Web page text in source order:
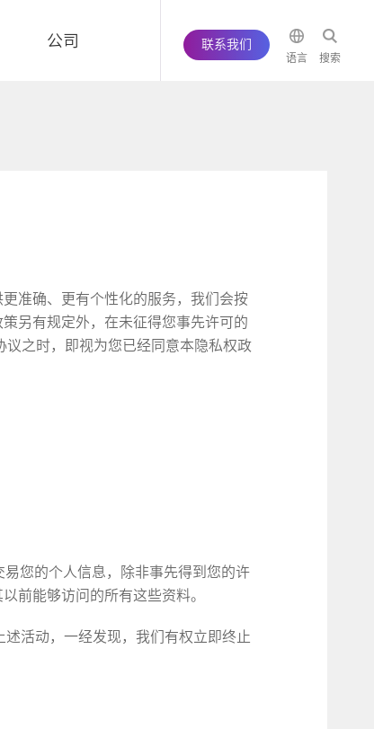
公司 联系我们
语言 搜索
准确、更有个性化的服务，我们会按
另有规定外，在未征得您事先许可的
之时，即视为您已经同意本隐私权政
您的个人信息，除非事先得到您的许
前能够访问的所有这些资料。
活动，一经发现，我们有权立即终止